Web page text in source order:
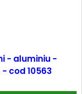
- aluminiu -
cod 10563